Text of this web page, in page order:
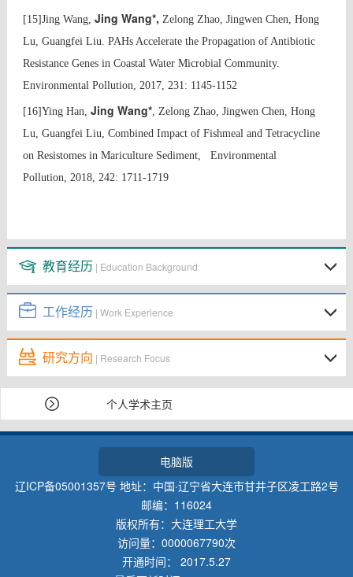
[15]Jing Wang, Jing Wang*, Zelong Zhao, Jingwen Chen, Hong
Lu, Guangfei Liu. PAHs Accelerate the Propagation of Antibiotic
Resistance Genes in Coastal Water Microbial Community.
Environmental Pollution, 2017, 231: 1145-1152
[16]Ying Han, Jing Wang*, Zelong Zhao, Jingwen Chen, Hong
Lu, Guangfei Liu, Combined Impact of Fishmeal and Tetracycline
on Resistomes in Mariculture Sediment, Environmental
Pollution, 2018, 242: 1711-1719
教育经历 | Education Background
工作经历 | Work Experience
研究方向 | Research Focus
个人学术主页
电脑版
辽ICP备05001357号 地址：中国·辽宁省大连市甘井子区凌工路2号
邮编：116024
版权所有：大连理工大学
访问量： 0000067790次
开通时间： 2017.5.27